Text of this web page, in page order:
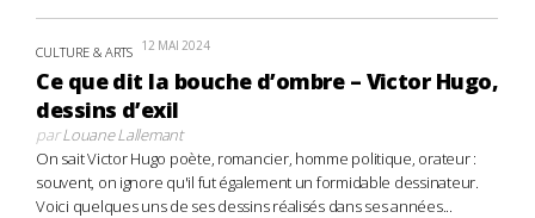
CULTURE & ARTS 12 MAI 2024
Ce que dit la bouche d’ombre – Victor Hugo,
dessins d’exil
parLouane Lallemant
On sait Victor Hugo poète, romancier, homme politique, orateur :
souvent, on ignore qu'il fut également un formidable dessinateur.
Voici quelques uns de ses dessins réalisés dans ses années...